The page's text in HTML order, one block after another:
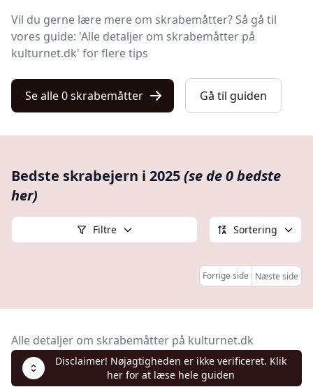
Vil du gerne lære mere om skrabemåtter? Så gå til
vores guide: 'Alle detaljer om skrabemåtter på
kulturnet.dk' for flere tips
Se alle 0 skrabemåtter Gå til guiden
Bedste skrabejern i 2025(se de 0 bedste
her)
Filtre Sortering
Forrige side Næste side
Alle detaljer om skrabemåtter på kulturnet.dk
Disclaimer! Nøjagtigheden er ikke verificeret. Klik
her for at læse hele guiden